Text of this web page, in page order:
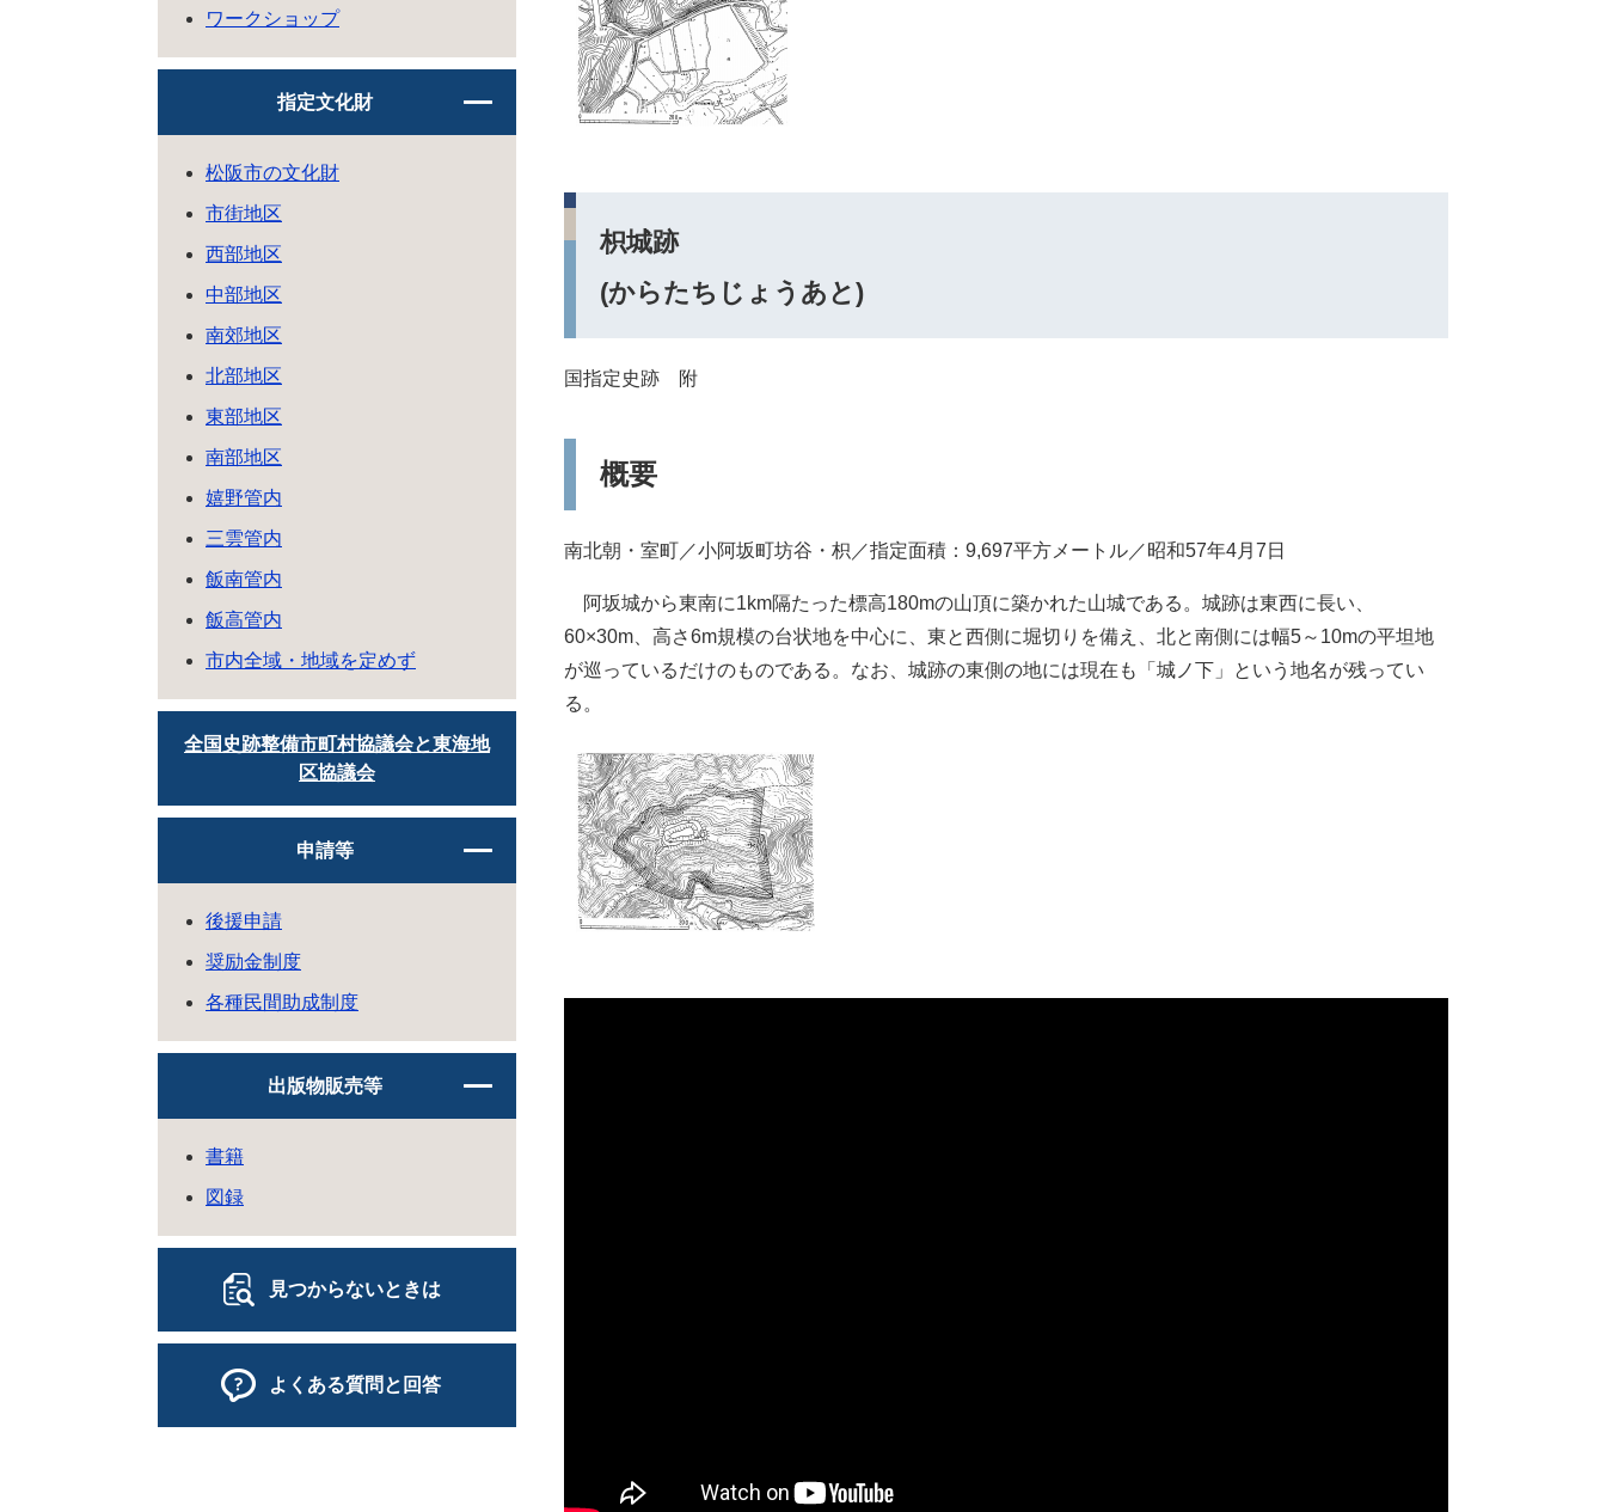
枳城跡
(からたちじょうあと)
国指定史跡 附
概要
南北朝・室町／小阿坂町坊谷・枳／指定面積：9,697平方メートル／昭和57年4月7日
阿坂城から東南に1km隔たった標高180mの山頂に築かれた山城である。城跡は東西に長い、
60×30m、高さ6m規模の台状地を中心に、東と西側に堀切りを備え、北と南側には幅5～10mの平坦地
が巡っているだけのものである。なお、城跡の東側の地には現在も「城ノ下」という地名が残ってい
る。
ワークショップ
指定文化財
松阪市の文化財
市街地区
西部地区
中部地区
南郊地区
北部地区
東部地区
南部地区
嬉野管内
三雲管内
飯南管内
飯高管内
市内全域・地域を定めず
全国史跡整備市町村協議会と東海地
区協議会
申請等
後援申請
奨励金制度
各種民間助成制度
出版物販売等
書籍
図録
見つからないときは
よくある質問と回答